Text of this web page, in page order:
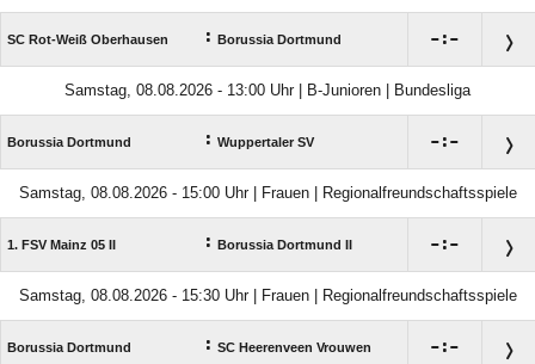
SC Rot-Weiß Oberhausen : Borussia Dortmund :
Samstag, 08.08.2026 - 13:00 Uhr | B-Junioren | Bundesliga
Borussia Dortmund : Wuppertaler SV :
Samstag, 08.08.2026 - 15:00 Uhr | Frauen | Regionalfreundschaftsspiele
1. FSV Mainz 05 II : Borussia Dortmund II :
Samstag, 08.08.2026 - 15:30 Uhr | Frauen | Regionalfreundschaftsspiele
Borussia Dortmund : SC Heerenveen Vrouwen :